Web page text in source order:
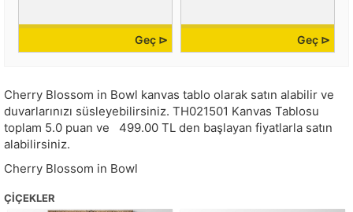
Geç ⊳ Geç ⊳
Cherry Blossom in Bowl kanvas tablo olarak satın alabilir ve
duvarlarınızı süsleyebilirsiniz. TH021501 Kanvas Tablosu
toplam 5.0 puan ve 499.00 TL den başlayan fiyatlarla satın
alabilirsiniz.
Cherry Blossom in Bowl
ÇIÇEKLER